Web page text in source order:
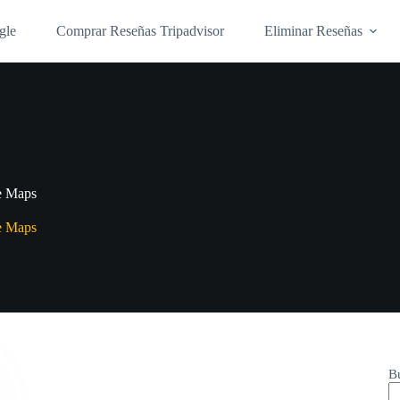
Comprar Reseñas Tripadvisor Eliminar Reseñas
Maps
Maps